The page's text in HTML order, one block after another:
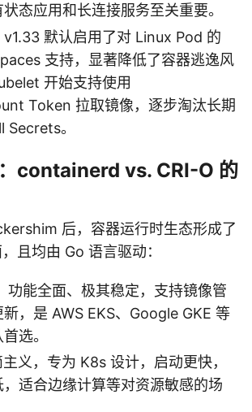
态应用和长连接服务至关重要。
v1.33 默认启用了对 Linux Pod 的
支持，显著降低了容器逃逸风
开始支持使用
Token 拉取镜像，逐步淘汰长期
Secrets。
containerd vs. CRI-O 的
后，容器运行时生态形成了
且均由 Go 语言驱动：
功能全面、极其稳定，支持镜像管
，是 AWS EKS、Google GKE 等
选。
主义，专为 K8s 设计，启动更快，
适合边缘计算等对资源敏感的场